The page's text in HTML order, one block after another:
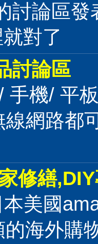
討論區發
對了
討論區
手機/ 平
網路都
修繕
美國
的海外購